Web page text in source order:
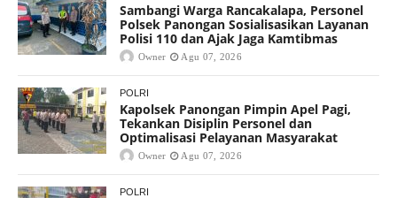
Sambangi Warga Rancakalapa, Personel
Polsek Panongan Sosialisasikan Layanan
Polisi 110 dan Ajak Jaga Kamtibmas
Owner Agu 07, 2026
POLRI
Kapolsek Panongan Pimpin Apel Pagi,
Tekankan Disiplin Personel dan
Optimalisasi Pelayanan Masyarakat
Owner Agu 07, 2026
POLRI